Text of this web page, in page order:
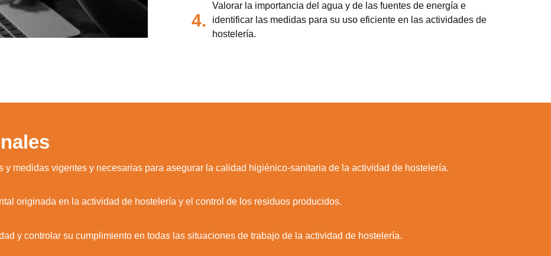
4.
Valorar la importancia del agua y de las fuentes de energía e
identificar las medidas para su uso eficiente en las actividades de
hostelería.
y medidas vigentes y necesarias para asegurar la calidad higiénico-sanitaria de la actividad de hostelería.
originada en la actividad de hostelería y el control de los residuos producidos.
y controlar su cumplimiento en todas las situaciones de trabajo de la actividad de hostelería.